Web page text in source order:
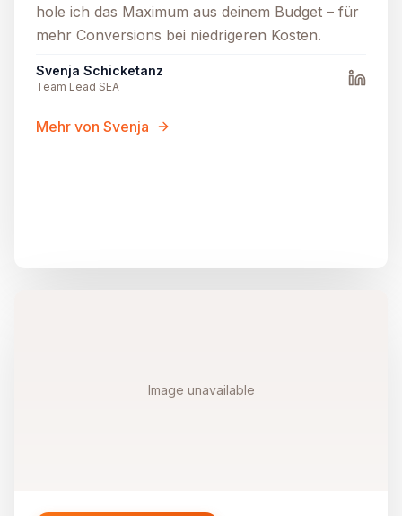
hole ich das Maximum aus deinem Budget – für
mehr Conversions bei niedrigeren Kosten.
Svenja Schicketanz
Team Lead SEA
Mehr von Svenja
Image unavailable